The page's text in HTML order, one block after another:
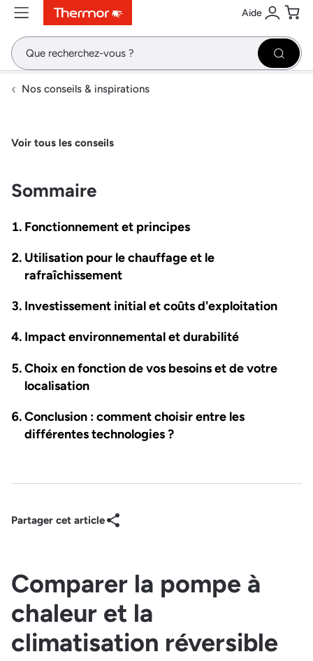
ContenuMenuRecherche Aide
Se
Nos conseils & inspirations
Voir tous les conseils
Sommaire
Fonctionnement et principes
Utilisation pour le chauffage et le
rafraîchissement
Investissement initial et coûts d'exploitation
Impact environnemental et durabilité
Choix en fonction de vos besoins et de votre
localisation
Conclusion : comment choisir entre les
différentes technologies ?
Partager cet article
Comparer la pompe à
chaleur et la
climatisation réversible